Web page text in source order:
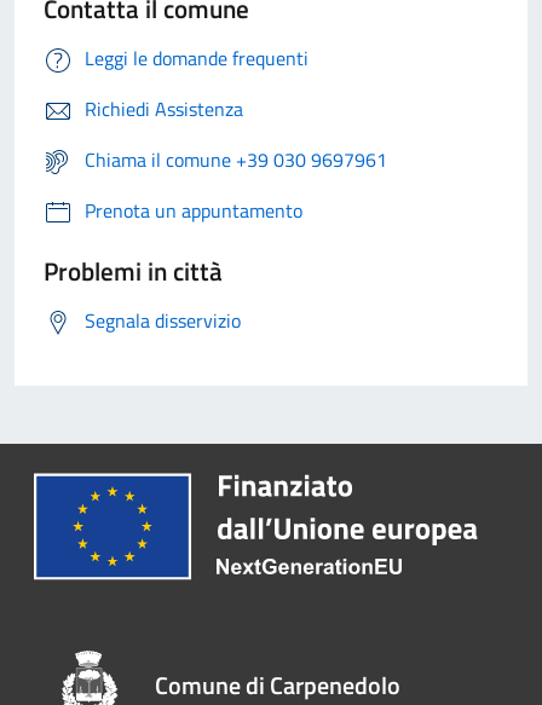
Contatta il comune
Leggi le domande frequenti
Richiedi Assistenza
Chiama il comune +39 030 9697961
Prenota un appuntamento
Problemi in città
Segnala disservizio
Comune di Carpenedolo